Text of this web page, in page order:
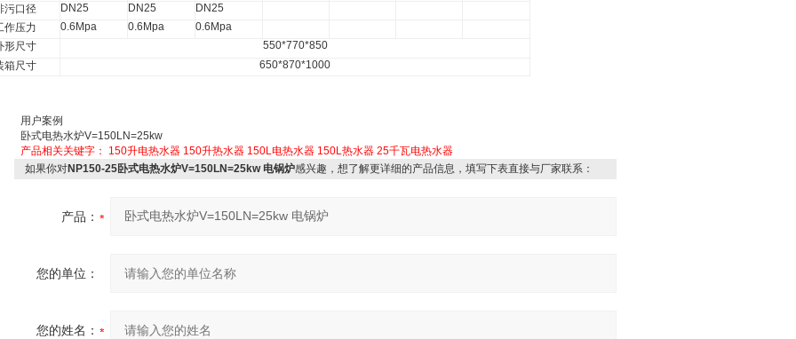
污口径
DN25 DN25
DN25
作压力
0.6Mpa 0.6Mpa
0.6Mpa
形尺寸
550*770*850
箱尺寸
650*870*1000
用户案例
卧式电热水炉V=150LN=25kw
产品相关关键字： 150升电热水器 150升热水器 150L电热水器 150L热水器 25千瓦电热水器
如果你对NP150-25卧式电热水炉V=150LN=25kw 电锅炉感兴趣，想了解更详细的产品信息，填写下表直接与厂家联系：
产品：
您的单位：
您的姓名：